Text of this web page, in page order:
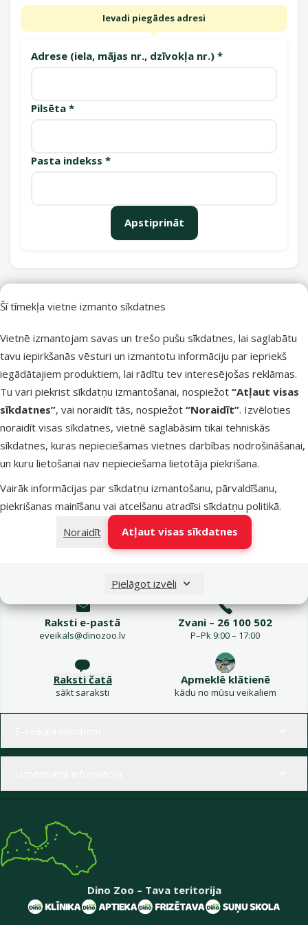
Šī tīmekļa vietne izmanto sīkdatnes
Vietnē izmantojam savas un trešo pušu sīkdatnes, lai saglabātu
tavu iepirkšanās vēsturi un izmantotu informāciju par iepriekš
iegādātajiem produktiem, lai rādītu tev interesējošas reklāmas.
Tu vari piekrist sīkdatņu izmantošanai, nospiežot “Atļaut visas
sīkdatnes”, vai noraidīt tās, nospiežot “Noraidīt”. Izvēloties
noraidīt visas sīkdatnes, vietnē saglabāsim tikai tehniskās
sīkdatnes, kuras nepieciešamas vietnes darbības nodrošināšanai,
un kuru lietošanai nav nepieciešama lietotāja piekrišana.
Vairāk informācijas par sīkdatņu izmantošanu, pārvaldīšanu,
piekrišanas mainīšanu vai atcelšanu atradīsi sīkdatņu politikā.
Noraidīt
Atļaut visas sīkdatnes
Pielāgot izvēli
Ievadi piegādes adresi
Adrese (iela, mājas nr., dzīvokļa nr.) *
Pilsēta *
Pasta indekss *
Apstiprināt
LATVIJAS PASTS nodaļas otrdien
OMNIVA pakomāti otrdien
DPD Pickup tīkls otrdien
Pievienot grozam
Raksti e-pastā
eveikals@dinozoo.lv
Zvani – 26 100 502
P–Pk 9:00 – 17:00
Raksti čatā
sākt saraksti
Apmeklē klātienē
kādu no mūsu veikaliem
Dino Zoo – Tava teritorija